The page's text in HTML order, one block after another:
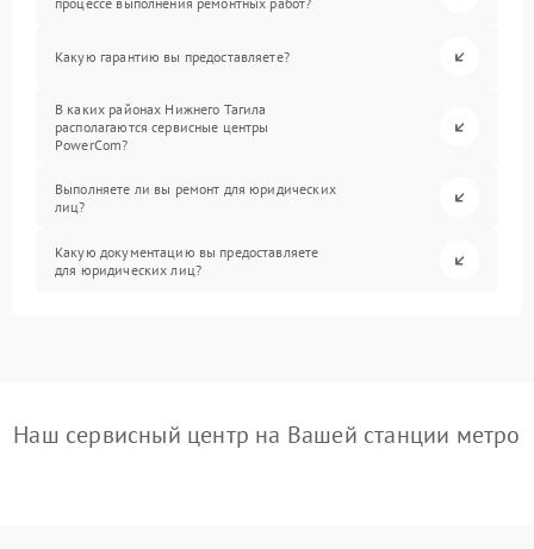
Какую гарантию вы предоставляете?
В каких районах Нижнего Тагила
располагаются сервисные центры
PowerCom?
Выполняете ли вы ремонт для юридических
лиц?
Какую документацию вы предоставляете
для юридических лиц?
Наш сервисный центр на Вашей станции метро